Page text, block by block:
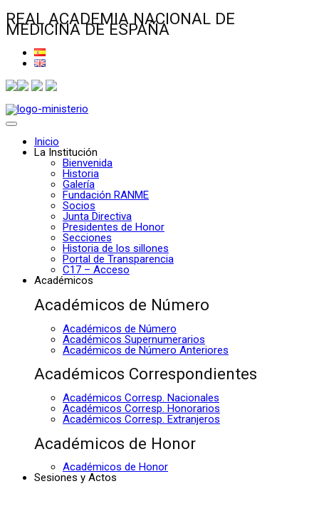
REAL ACADEMIA NACIONAL DE
MEDICINA DE ESPAÑA
Inicio
La Institución
Bienvenida
Historia
Galería
Fundación RANME
Socios
Junta Directiva
Presidentes de Honor
Secciones
Historia de los sillones
Portal de Transparencia
C17 – Acceso
Académicos
Académicos de Número
Académicos de Número
Académicos Supernumerarios
Académicos de Número Anteriores
Académicos Correspondientes
Académicos Corresp. Nacionales
Académicos Corresp. Honorarios
Académicos Corresp. Extranjeros
Académicos de Honor
Académicos de Honor
Sesiones y Actos